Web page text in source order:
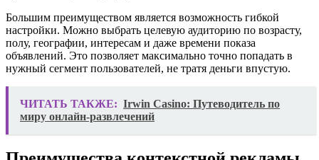
Большим преимуществом является возможность гибкой
настройки. Можно выбрать целевую аудиторию по возрасту,
полу, географии, интересам и даже времени показа
объявлений. Это позволяет максимально точно попадать в
нужный сегмент пользователей, не тратя деньги впустую.
ЧИТАТЬ ТАКЖЕ: Irwin Casino: Путеводитель по
миру онлайн-развлечений